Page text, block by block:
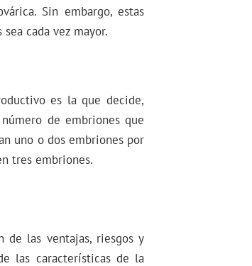
Sin embargo, estas
cada vez mayor.
es la que decide,
de embriones que
uno o dos embriones por
tres embriones.
de las ventajas, riesgos y
las características de la